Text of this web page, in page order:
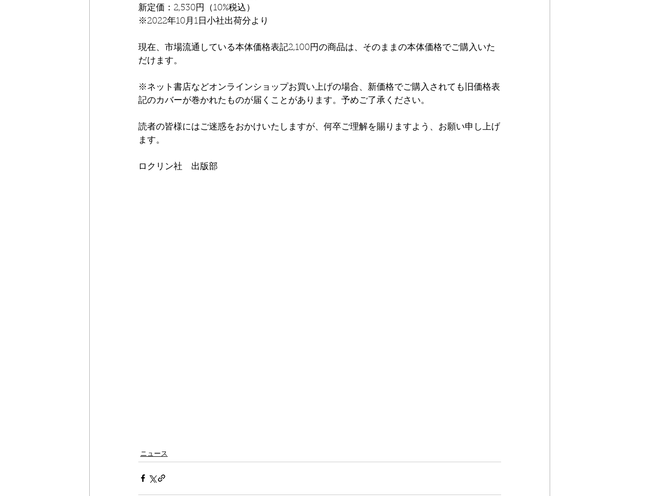
新定価：2,530円（10%税込）
※2022年10月1日小社出荷分より
現在、市場流通している本体価格表記2,100円の商品は、そのままの本体価格でご購入いた
だけます。
※ネット書店などオンラインショップお買い上げの場合、新価格でご購入されても旧価格表
記のカバーが巻かれたものが届くことがあります。予めご了承ください。
読者の皆様にはご迷惑をおかけいたしますが、何卒ご理解を賜りますよう、お願い申し上げ
ます。
ロクリン社　出版部
ニュース